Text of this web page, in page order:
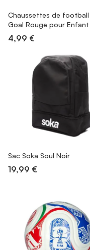
Chaussettes de football
Goal Rouge pour Enfant
4,99 €
Sac Soka Soul Noir
19,99 €